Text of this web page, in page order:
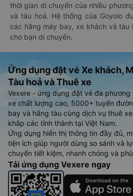
thời gian di chuyển của nhiều
và tàu hoả. Hệ thống của Goyolo
các hãng máy bay, xe khách và tàu
cho bạn di chuyển.
Ứng dụng đặt vé Xe khách,
Tàu hoả và Thuê xe
Vexere - ứng dụng đặt vé đa phương
xe chất lượng cao, 5000+ tuyến
bay và hãng tàu cùng dịch vụ thuê
khắp các tỉnh thành tại Việt Nam.
Ứng dụng hiển thị thông tin đầy đủ,
tiện ích giúp người dùng so sánh và
chuyển tiết kiệm, nhanh chóng và
Tải ứng dụng Vexere ngay